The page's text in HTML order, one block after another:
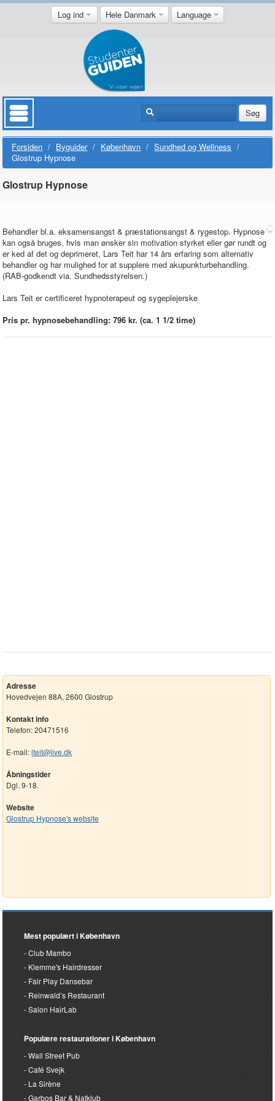
Log ind Hele Danmark Language
Søg
Forsiden / Byguider / København / Sundhed og Wellness /
Glostrup Hypnose
Glostrup Hypnose
Behandler bl.a. eksamensangst & præstationsangst & rygestop. Hypnose
kan også bruges, hvis man ønsker sin motivation styrket eller gør rundt og
er ked af det og deprimeret, Lars Teit har 14 års erfaring som alternativ
behandler og har mulighed for at supplere med akupunkturbehandling.
(RAB-godkendt via. Sundhedsstyrelsen.)
Lars Teit er certificeret hypnoterapeut og sygeplejerske
Pris pr. hypnosebehandling: 796 kr. (ca. 1 1/2 time)
Adresse
Hovedvejen 88A, 2600 Glostrup
Kontakt info
Telefon: 20471516
E-mail:lteit@live.dk
Åbningstider
Dgl. 9-18.
Website
Glostrup Hypnose's website
Mest populært i København
Club Mambo
Klemme's Hairdresser
Fair Play Dansebar
Reinwald’s Restaurant
Salon HairLab
Populære restaurationer i København
Wall Street Pub
Café Svejk
La Sirène
Garbos Bar & Natklub